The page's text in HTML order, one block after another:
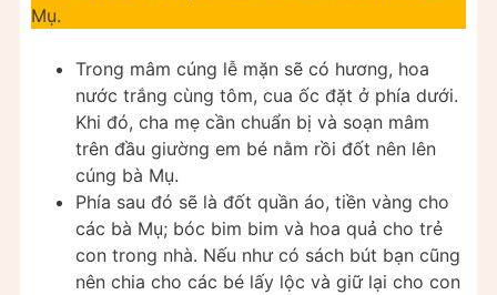
Mụ.
Trong mâm cúng lễ mặn sẽ có hương, hoa
nước trắng cùng tôm, cua ốc đặt ở phía dưới.
Khi đó, cha mẹ cần chuẩn bị và soạn mâm
trên đầu giường em bé nằm rồi đốt nên lên
cúng bà Mụ.
Phía sau đó sẽ là đốt quần áo, tiền vàng cho
các bà Mụ; bóc bim bim và hoa quả cho trẻ
con trong nhà. Nếu như có sách bút bạn cũng
nên chia cho các bé lấy lộc và giữ lại cho con